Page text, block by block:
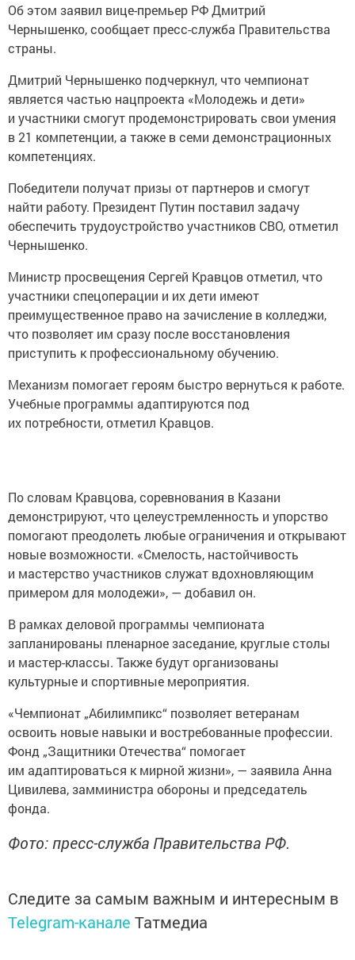
Об этом заявил вице-премьер РФ Дмитрий
Чернышенко, сообщает пресс-служба Правительства
страны.
Дмитрий Чернышенко подчеркнул, что чемпионат
является частью нацпроекта «Молодежь и дети»
и участники смогут продемонстрировать свои умения
в 21 компетенции, а также в семи демонстрационных
компетенциях.
Победители получат призы от партнеров и смогут
найти работу. Президент Путин поставил задачу
обеспечить трудоустройство участников СВО, отметил
Чернышенко.
Министр просвещения Сергей Кравцов отметил, что
участники спецоперации и их дети имеют
преимущественное право на зачисление в колледжи,
что позволяет им сразу после восстановления
приступить к профессиональному обучению.
Механизм помогает героям быстро вернуться к работе.
Учебные программы адаптируются под
их потребности, отметил Кравцов.
По словам Кравцова, соревнования в Казани
демонстрируют, что целеустремленность и упорство
помогают преодолеть любые ограничения и открывают
новые возможности. «Смелость, настойчивость
и мастерство участников служат вдохновляющим
примером для молодежи», — добавил он.
В рамках деловой программы чемпионата
запланированы пленарное заседание, круглые столы
и мастер-классы. Также будут организованы
культурные и спортивные мероприятия.
«Чемпионат „Абилимпикс“ позволяет ветеранам
освоить новые навыки и востребованные профессии.
Фонд „Защитники Отечества“ помогает
им адаптироваться к мирной жизни», — заявила Анна
Цивилева, замминистра обороны и председатель
фонда.
Фото: пресс-служба Правительства РФ.
Следите за самым важным и интересным в
Telegram-канале Татмедиа